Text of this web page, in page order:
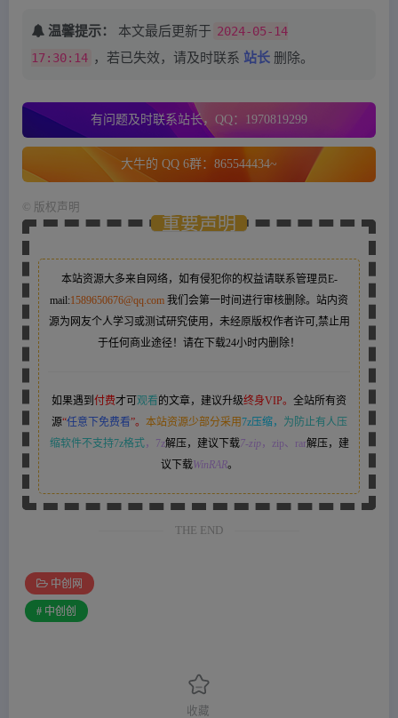
温馨提示： 本文最后更新于 2024-05-14
17:30:14 ，若已失效，请及时联系 站长 删除。
有问题及时联系站长，QQ：1970819299
大牛的 QQ 6群：865544434~
版权声明
重要声明
本站资源大多来自网络，如有侵犯你的权益请联系管理员E-
mail:1589650676@qq.com 我们会第一时间进行审核删除。站内资
源为网友个人学习或测试研究使用，未经原版权作者许可,禁止用
于任何商业途径！请在下载24小时内删除！
如果遇到 付费才可 观看 的文章，建议升级终身VIP。 全站所有资
源“任意下免费看”。 本站资源少部分采用7z压缩，
为防止有人压
缩软件不支持7z格式，7z解压，建议下载7-zip，zip、rar解压，建
议下载WinRAR。
THE END
中创网
# 中创创
收藏